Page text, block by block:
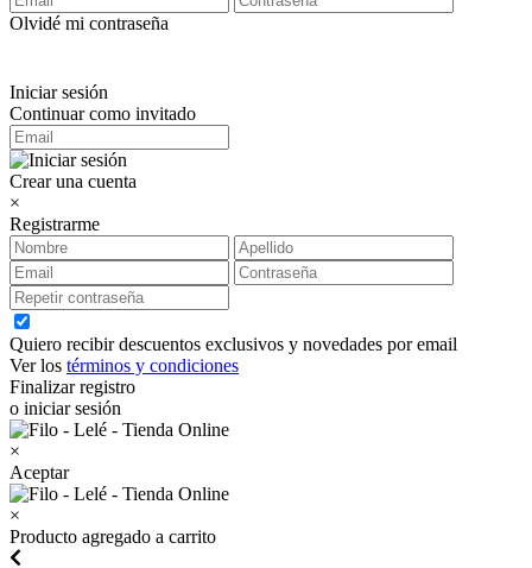
Olvidé mi contraseña
Iniciar sesión
Continuar como invitado
Crear una cuenta
×
Registrarme
Quiero recibir descuentos exclusivos y novedades por email
Ver los términos y condiciones
Finalizar registro
o iniciar sesión
×
Aceptar
×
Producto agregado a carrito